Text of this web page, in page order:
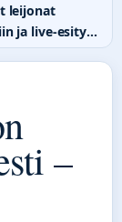
leijonat
Ted och Kaj -podcast: Kattava opas juontajiin ja live-esityksiin
–